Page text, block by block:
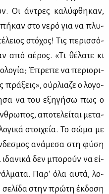
Οι άντρες κα­λύ­φθη­καν,
στο νε­ρό για να πλυ­
στό­χος! Τις πε­ρισ­σό­
από αέ­ρος. «Τι θέ­λα­τε κι
Έπρε­πε να πε­ριο­ρι­
πρά­ξεις», ούρ­λια­ζε ο λο­γο­
να του εξη­γή­σω πως ο
απο­τε­λεί­ται με­τα­
στοι­χεία. Το σώ­μα με
ανά­με­σα στη φύ­ση
ιδα­νι­κά δεν μπο­ρούν να εί­
Πα­ρ’ όλα αυ­τά, λο­
σε­λί­δα στην πρώ­τη έκ­δο­ση